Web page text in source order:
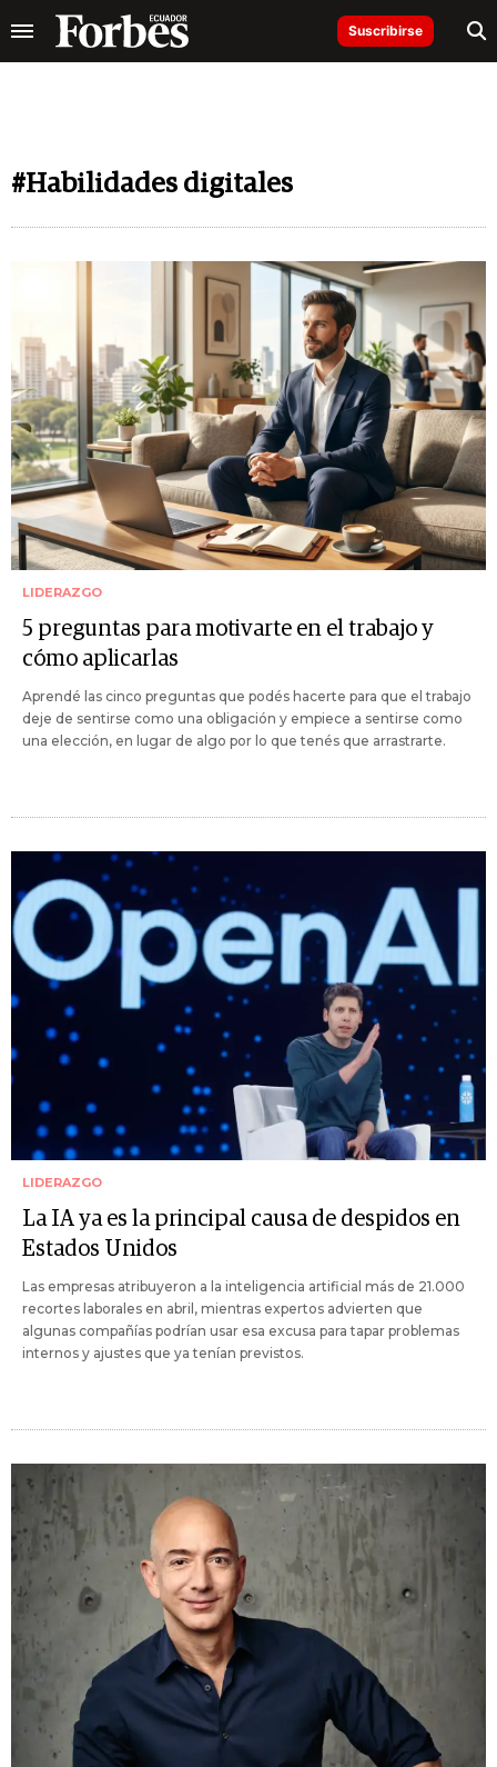
Suscribirse
#Habilidades digitales
LIDERAZGO
5 preguntas para motivarte en el trabajo y
cómo aplicarlas
Aprendé las cinco preguntas que podés hacerte para que el trabajo
deje de sentirse como una obligación y empiece a sentirse como
una elección, en lugar de algo por lo que tenés que arrastrarte.
LIDERAZGO
La IA ya es la principal causa de despidos en
Estados Unidos
Las empresas atribuyeron a la inteligencia artificial más de 21.000
recortes laborales en abril, mientras expertos advierten que
algunas compañías podrían usar esa excusa para tapar problemas
internos y ajustes que ya tenían previstos.